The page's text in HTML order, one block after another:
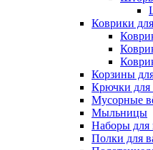
Коврики
Корзины
Крючки для
Мусорные
Мыльницы
Наборы для
Полки для